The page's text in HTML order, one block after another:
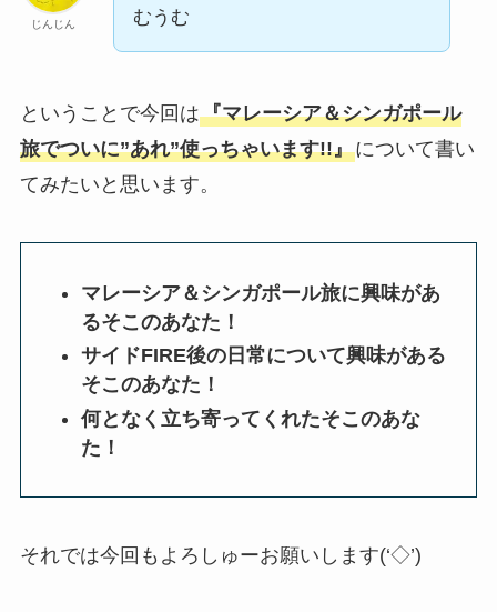
じんじん
むうむ
ということで今回は『マレーシア＆シンガポール
旅でついに”あれ”使っちゃいます!!』について書い
てみたいと思います。
マレーシア＆シンガポール旅に興味があ
るそこのあなた！
サイドFIRE後の日常について興味がある
そこのあなた！
何となく立ち寄ってくれたそこのあな
た！
それでは今回もよろしゅーお願いします(‘◇’)ゞ